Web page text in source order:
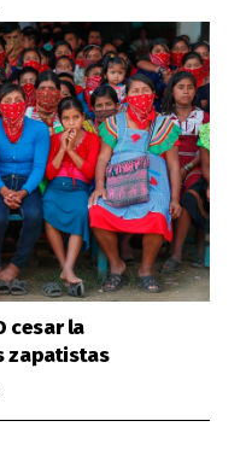
cesar la
zapatistas